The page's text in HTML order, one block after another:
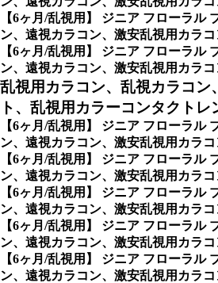
【6ヶ月/乱視用】 ジニア フローラ
ン、遠視カラコン、激安乱視用カラ
【6ヶ月/乱視用】 ジニア フローラ
ン、遠視カラコン、激安乱視用カラ
乱視用カラコン、乱視カラコ
ト、乱視用カラーコンタクト
【6ヶ月/乱視用】 ジニア フローラ
ン、遠視カラコン、激安乱視用カラ
【6ヶ月/乱視用】 ジニア フローラ
ン、遠視カラコン、激安乱視用カラ
【6ヶ月/乱視用】 ジニア フローラ
ン、遠視カラコン、激安乱視用カラ
【6ヶ月/乱視用】 ジニア フローラ
ン、遠視カラコン、激安乱視用カラ
【6ヶ月/乱視用】 ジニア フローラ
ン、遠視カラコン、激安乱視用カラ